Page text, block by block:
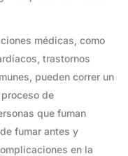
médicas, como
trastornos
pueden correr un
de
que fuman
fumar antes y
en la